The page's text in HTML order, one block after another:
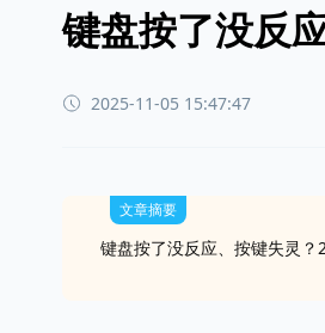
键盘按了没反
2025-11-05 15:47:47
文章摘要
键盘按了没反应、按键失灵？